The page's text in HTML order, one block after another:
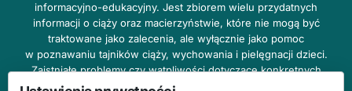
informacyjno-edukacyjny. Jest zbiorem wielu przydatnych
informacji o ciąży oraz macierzyństwie, które nie mogą być
traktowane jako zalecenia, ale wyłącznie jako pomoc
w poznawaniu tajników ciąży, wychowania i pielęgnacji dzieci.
Zaistniałe problemy czy wątpliwości dotyczące konkretnych
przypadków należy bezzwłocznie konsultować z prowadzącym